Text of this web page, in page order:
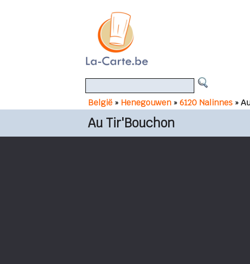
België » Henegouwen »6120 Nalinnes »
Au Tir'Bouchon